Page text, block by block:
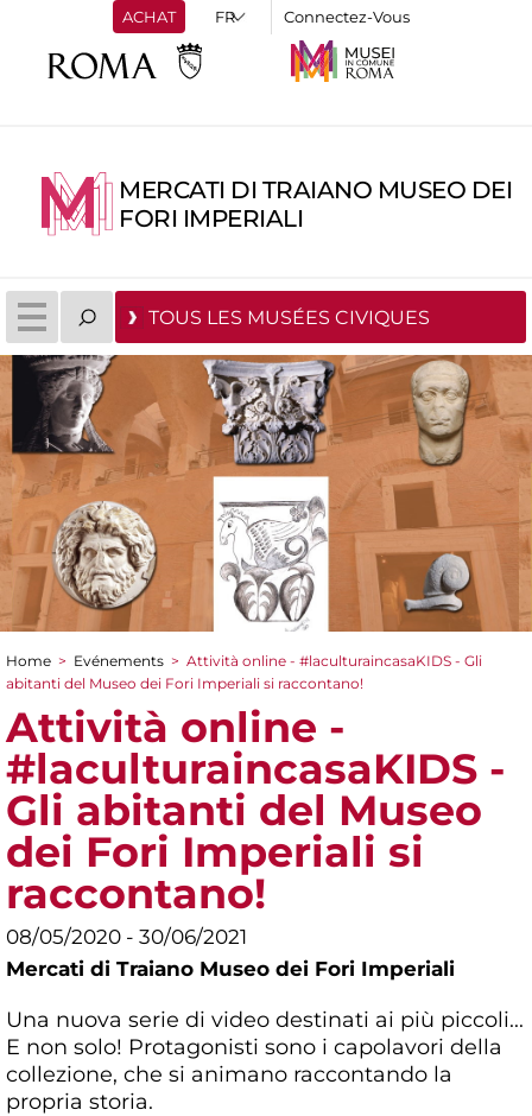
ACHAT Connectez-Vous
MERCATI DI TRAIANO MUSEO DEI
FORI IMPERIALI
TOUS LES MUSÉES CIVIQUES
You are here
Home > Evénements > Attività online - #laculturaincasaKIDS - Gli
abitanti del Museo dei Fori Imperiali si raccontano!
Attività online -
#laculturaincasaKIDS -
Gli abitanti del Museo
dei Fori Imperiali si
raccontano!
08/05/2020 - 30/06/2021
Mercati di Traiano Museo dei Fori Imperiali
Una nuova serie di video destinati ai più piccoli...
E non solo! Protagonisti sono i capolavori della
collezione, che si animano raccontando la
propria storia.